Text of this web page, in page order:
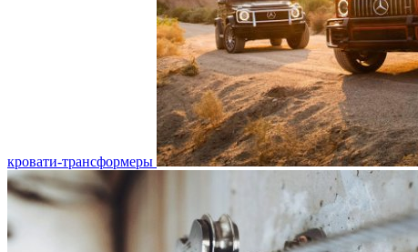
кровати-трансформеры